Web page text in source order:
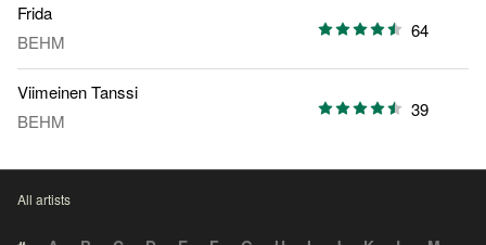
Frida
BEHM
64
Viimeinen Tanssi
BEHM
39
All artists